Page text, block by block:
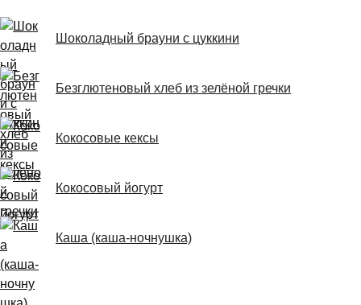
Шоколадный брауни с цуккини
Безглютеновый хлеб из зелёной гречки
Кокосовые кексы
Кокосовый йогурт
Каша (каша-ночнушка)